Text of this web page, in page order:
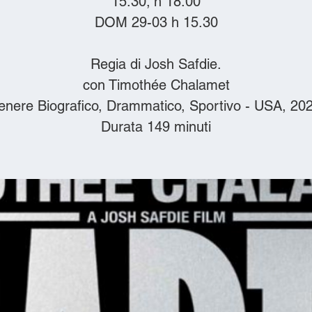
DOM 29-03 h 15.30
Regia di Josh Safdie.
con Timothée Chalamet
Biografico, Drammatico, Sportivo - USA,
Durata 149 minuti